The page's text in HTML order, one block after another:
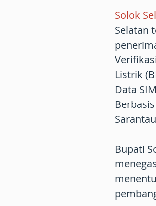
Solok
Selatan
Listrik
Data
Bupati